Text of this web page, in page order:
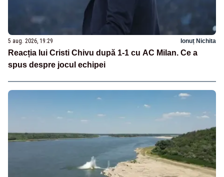
5 aug. 2026, 19:29 Ionuț Nichita
Reacția lui Cristi Chivu după 1-1 cu AC Milan. Ce a
spus despre jocul echipei